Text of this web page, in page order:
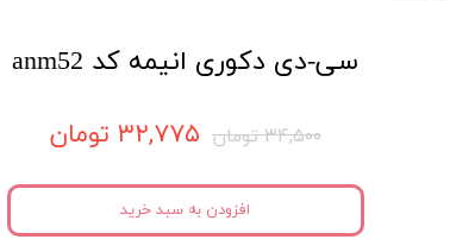
سی-دی دکوری انیمه کد anm52
۳۴,۵۰۰ تومان ۳۲,۷۷۵ تومان
افزودن به سبد خرید